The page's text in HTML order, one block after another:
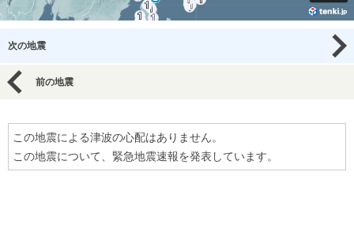
次の地震
前の地震
この地震による津波の心配はありません。
この地震について、緊急地震速報を発表しています。